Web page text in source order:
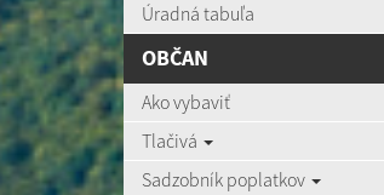
Úradná tabuľa
OBČAN
Ako vybaviť
Tlačivá
Sadzobník poplatkov